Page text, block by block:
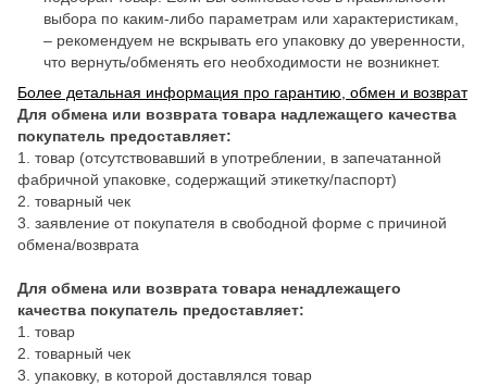
выбора по каким-либо параметрам или характеристикам,
– рекомендуем не вскрывать его упаковку до уверенности,
что вернуть/обменять его необходимости не возникнет.
Более детальная информация про гарантию, обмен и возврат
Для обмена или возврата товара надлежащего качества
покупатель предоставляет:
1. товар (отсутствовавший в употреблении, в запечатанной
фабричной упаковке, содержащий этикетку/паспорт)
2. товарный чек
3. заявление от покупателя в свободной форме с причиной
обмена/возврата
Для обмена или возврата товара ненадлежащего
качества покупатель предоставляет:
1. товар
2. товарный чек
3. упаковку, в которой доставлялся товар